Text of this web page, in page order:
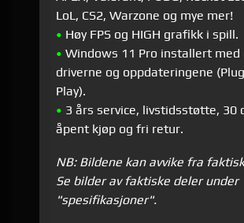
LoL, CS2, Warzone og mye mer!
• Høy FPS og HIGH grafikk i spill.
•Windows 11 Pro installert med
driverne og oppdateringene
Play).
• 3 års service, livstidsstøtte, 30
åpent kjøp og fri retur.
NB: Bildene kan avvike fra
Se bilder av faktiske deler under
"spesifikasjoner".